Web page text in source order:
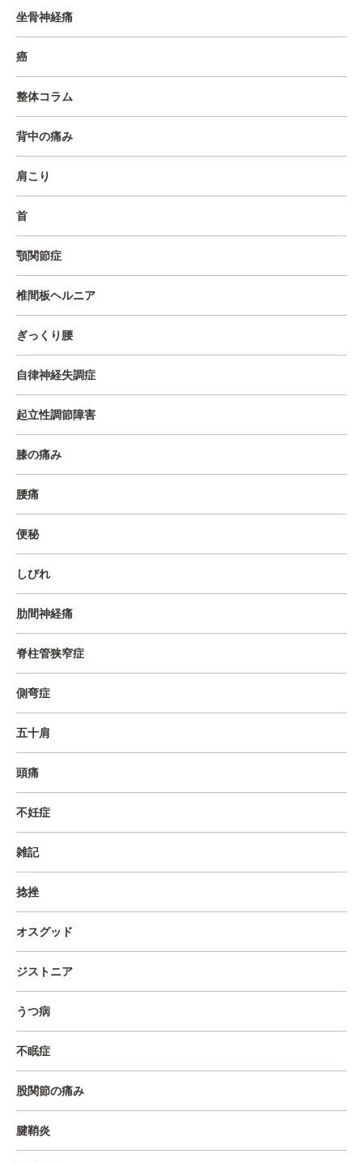
坐骨神経痛
癌
整体コラム
背中の痛み
肩こり
首
顎関節症
椎間板ヘルニア
ぎっくり腰
自律神経失調症
起立性調節障害
膝の痛み
腰痛
便秘
しびれ
肋間神経痛
脊柱管狭窄症
側弯症
五十肩
頭痛
不妊症
雑記
捻挫
オスグッド
ジストニア
うつ病
不眠症
股関節の痛み
腱鞘炎